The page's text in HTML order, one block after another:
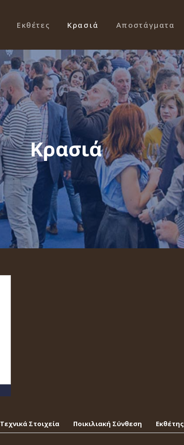
Εκθέτες Κρασιά Αποστάγματα
Κρασιά
Τεχνικά Στοιχεία Ποικιλιακή Σύνθεση Εκθέτης